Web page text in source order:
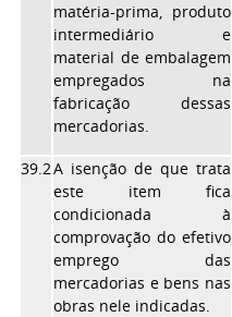
matéria-prima, produto
intermediário e
material de embalagem
empregados na
fabricação dessas
mercadorias.
39.2A isenção de que trata
este item fica
condicionada à
comprovação do efetivo
emprego das
mercadorias e bens nas
obras nele indicadas.